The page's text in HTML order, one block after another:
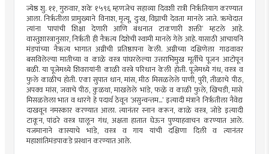
ज्येष्ठ शु. ११, गुरुवार, शके १५९६ म्हणजेच सहाव्या दिवशी रात्री निर्ऋतियाग करण्यात
आला. निर्ऋतीला प्रामुख्याने विनाश, मृत्यू, दुःख, विघ्नाची देवता मानले जाते. ऋग्वेदात
त्यांना ‘पापांची शिक्षा देणारी आणि बंधनात टाकणारी शक्ती’ म्हटले आहे.
वास्तुशास्त्रानुसार, निर्ऋती ही नैऋत्य दिशेची स्वामी मानले गेले आहे. यासाठी आचायनि
मंडपांच्या नैऋत्य भागात अग्नीची प्रतिष्ठापना केली. अग्नीच्या दक्षिणेला गाढवावर
बसविलेल्या मातीच्या व काळे वस्त्र पांघरलेल्या उत्तराभिमुख मूर्तीचे पूजन आटोपून
बळी. या पूजेमध्ये शिवरायांनी काळी वस्त्रे परिधान केली होती. पूजेमध्ये गंध, वस्त्र व
फुले काळीच होती. एका सुपात धान, मांस, मीठ मिसळलेले पाणी, पुरी, तीळाचे पीठ,
अपक्व मांस, जवाचे पीठ, कुळथा, माखलेले भांडे, फळे व काळी फुले, खिचडी, मासे
मिसळलेला भात व धारगे हे पदार्थ ठेवून ‘असुन्वन्तम...’ इत्यादी मंत्राने निर्ऋतीला नैवेद्य
दाखवून नमस्कार करण्यात आला. त्यानंतर स्नान करून, काळे वस्त्र, जोडे इत्यादी
टाकून, पांढरे वस्त्र घालून गंध, अक्षता हातात घेऊन पुण्याहवाचन करण्यात आले.
यजमानाने कास्याचे भांडे, वस्त्र व गाय यांची दक्षिणा दिली व त्यानंतर
महाशांतिमंडपाकडे प्रस्थान करण्यात आले.